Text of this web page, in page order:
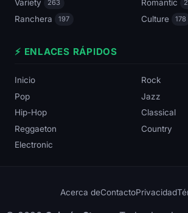
Variety 263 Romantic
Ranchera 197 Culture 178
⚡ ENLACES RÁPIDOS
Inicio
Rock
Pop
Jazz
Hip-Hop
Classical
Reggaeton
Country
Electronic
Acerca deContactoPrivacidad